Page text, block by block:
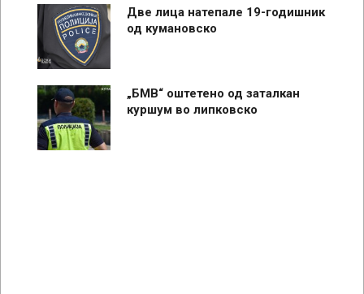
Две лица натепале 19-годишник
од кумановско
„БМВ“ оштетено од заталкан
куршум во липковско